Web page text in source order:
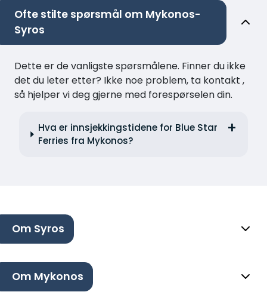
Ofte stilte spørsmål om Mykonos-
Syros
Dette er de vanligste spørsmålene. Finner du ikke
det du leter etter? Ikke noe problem, ta kontakt ,
så hjelper vi deg gjerne med forespørselen din.
Hva er innsjekkingstidene for Blue Star
Ferries fra Mykonos?
Om Syros
Om Mykonos